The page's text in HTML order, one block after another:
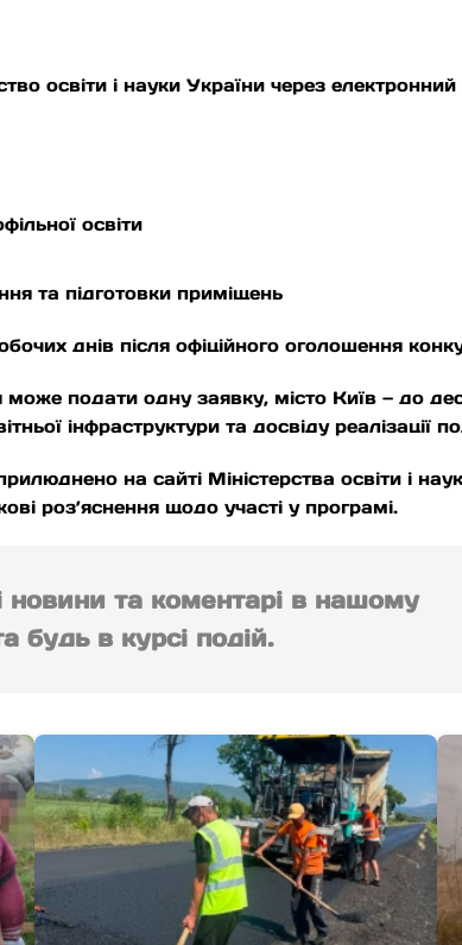
освіти і науки України через
освіти
та підготовки приміщень
днів після офіційного оголошення
подати одну заявку, місто Київ — до
інфраструктури та досвіду реалізації
на сайті Міністерства освіти і
роз’яснення щодо участі у програмі.
новини та коментарі в нашому
будь в курсі подій.